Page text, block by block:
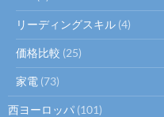
リーディングスキル (4)
価格比較 (25)
家電 (73)
西ヨーロッパ (101)